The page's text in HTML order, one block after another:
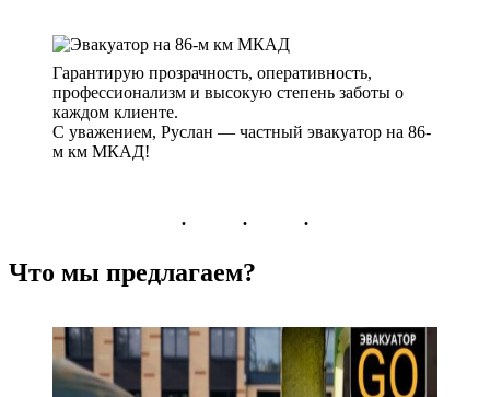
Гарантирую прозрачность, оперативность,
профессионализм и высокую степень заботы о
каждом клиенте.
С уважением, Руслан — частный эвакуатор на 86-
м км МКАД!
Что мы предлагаем?